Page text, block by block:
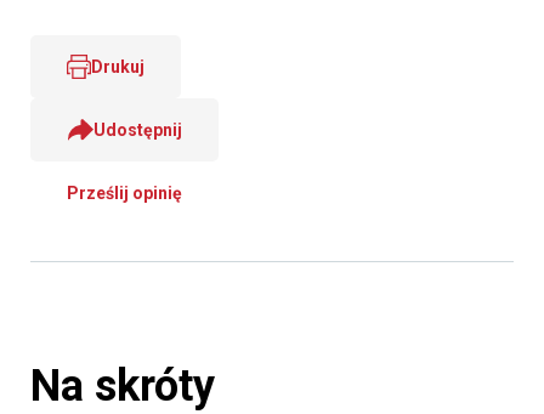
Drukuj
Udostępnij
Prześlij opinię
Na skróty